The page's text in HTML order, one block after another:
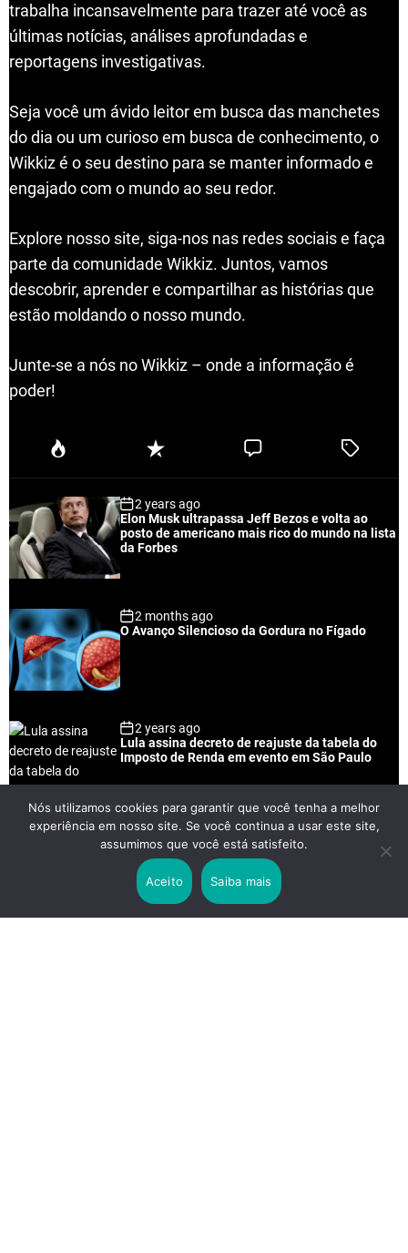
trabalha incansavelmente para trazer até você as
últimas notícias, análises aprofundadas e
reportagens investigativas.
Seja você um ávido leitor em busca das manchetes
do dia ou um curioso em busca de conhecimento, o
Wikkiz é o seu destino para se manter informado e
engajado com o mundo ao seu redor.
Explore nosso site, siga-nos nas redes sociais e faça
parte da comunidade Wikkiz. Juntos, vamos
descobrir, aprender e compartilhar as histórias que
estão moldando o nosso mundo.
Junte-se a nós no Wikkiz – onde a informação é
poder!
P
u
a
r
R
e
n
t
C
e
T
e
2 years ago
Elon Musk ultrapassa Jeff Bezos e volta ao
posto de americano mais rico do mundo na lista
da Forbes
2 months ago
O Avanço Silencioso da Gordura no Fígado
2 years ago
Lula assina decreto de reajuste da tabela do
Imposto de Renda em evento em São Paulo
2 years ago
Lei Rouanet e Petrobras financiam evento em
que Lula pediu votos para Boulos
Nós utilizamos cookies para garantir que você tenha a melhor
experiência em nosso site. Se você continua a usar este site,
assumimos que você está satisfeito.
Aceito Saiba mais